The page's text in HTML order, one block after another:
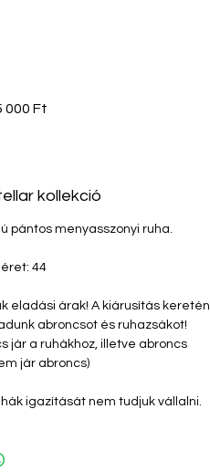
000 Ft
kollekció
pántos menyasszonyi ruha.
44
eladási árak! A kiárusítás keretén
abroncsot és ruhazsákot!
jár a ruhákhoz, illetve abroncs
jár abroncs)
igazítását nem tudjuk vállalni.